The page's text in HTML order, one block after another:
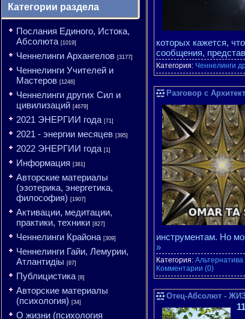
Категории раздела
Послания Единого, Истока,
Абсолюта [1019]
Ченнелинги Архангелов [3177]
Ченнелинги Учителей и
Мастеров [1246]
Ченнелинги других Сил и
цивилизаций [4679]
2021 ЭНЕРГИИ года [71]
2021 - энергии месяцев [395]
2022 ЭНЕРГИИ года [1]
Информация [381]
Авторские материалы
(эзотерика, энергетика,
философия) [1907]
Активации, медитации,
практики, техники [827]
Ченнелинги Крайона [309]
Ченнелинги Гайи, Лемурии,
Атлантидіы [87]
Публицистика [8]
Авторские материалы
(психология) [34]
О жизни (психология
которых кажется,
сообщения,
Категория: Ченнелинги
Разговор с
инструментам. Но
»
Категория:
Комментарии (0)
Отец-Абсолют -